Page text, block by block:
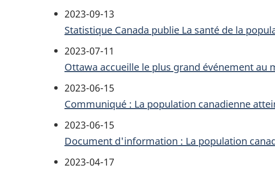
2023-09-13
Statistique Canada publie La santé de la
2023-07-11
Ottawa accueille le plus grand événement au
2023-06-15
Communiqué : La population canadienne
2023-06-15
Document d'information : La population
2023-04-17